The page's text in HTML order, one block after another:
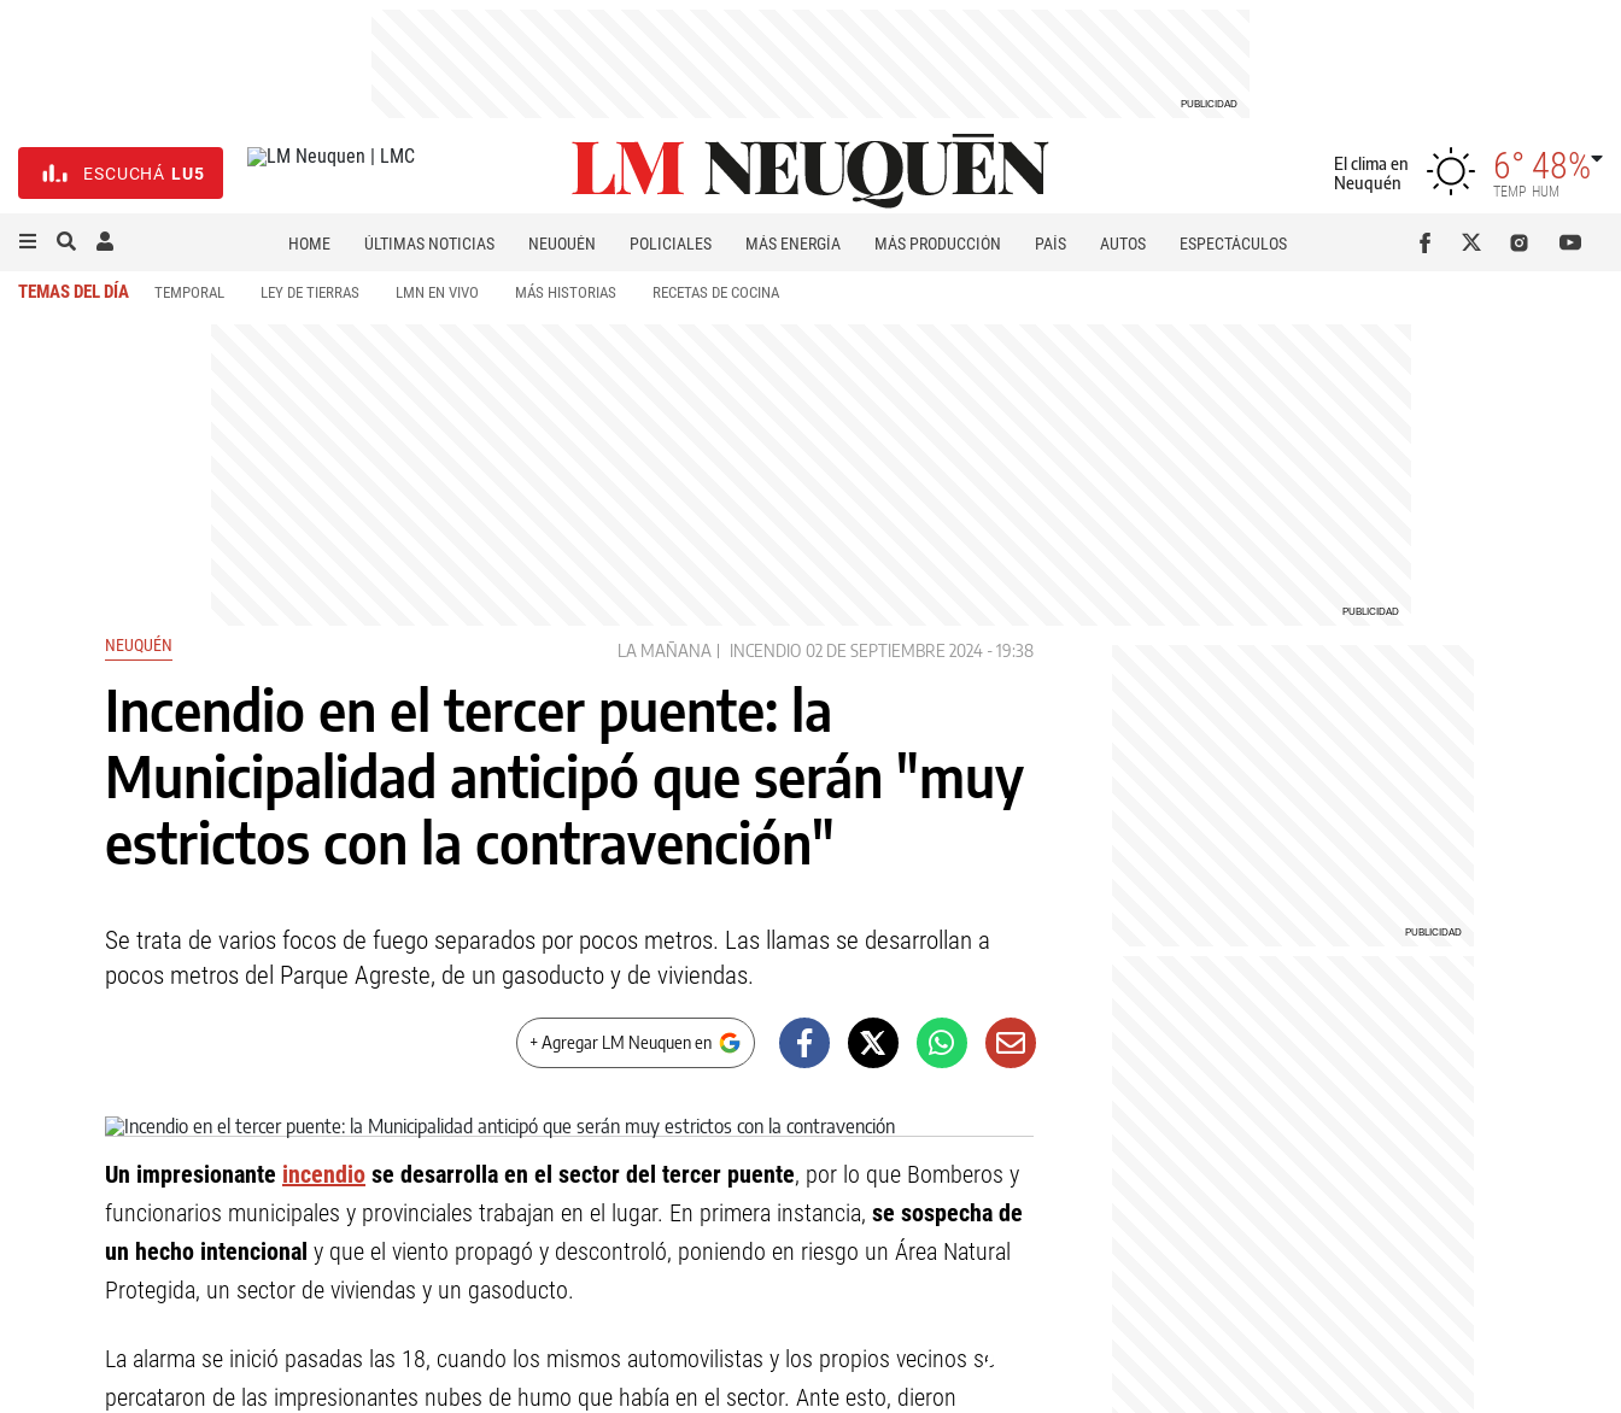
ESCUCHÁ LU5
El clima en
Neuquén
6°
TEMP
48%
HUM
HOME ÚLTIMAS NOTICIAS NEUQUÉN POLICIALES MÁS ENERGÍA MÁS PRODUCCIÓN PAÍS AUTOS
ESPECTÁCULOS
TEMAS DEL DÍA TEMPORAL LEY DE TIERRAS LMN EN VIVO MÁS HISTORIAS RECETAS DE COCINA
NEUQUÉN LA MAÑANA INCENDIO 02 DE SEPTIEMBRE 2024 - 19:38
Incendio en el tercer puente: la
Municipalidad anticipó que serán "muy
estrictos con la contravención"
Se trata de varios focos de fuego separados por pocos metros. Las llamas se desarrollan a
pocos metros del Parque Agreste, de un gasoducto y de viviendas.
+ Agregar LM Neuquen en
Un impresionante incendio se desarrolla en el sector del tercer puente, por lo que Bomberos y
funcionarios municipales y provinciales trabajan en el lugar. En primera instancia, se sospecha de
un hecho intencional y que el viento propagó y descontroló, poniendo en riesgo un Área Natural
Protegida, un sector de viviendas y un gasoducto.
La alarma se inició pasadas las 18, cuando los mismos automovilistas y los propios vecinos se
percataron de las impresionantes nubes de humo que había en el sector. Ante esto, dieron